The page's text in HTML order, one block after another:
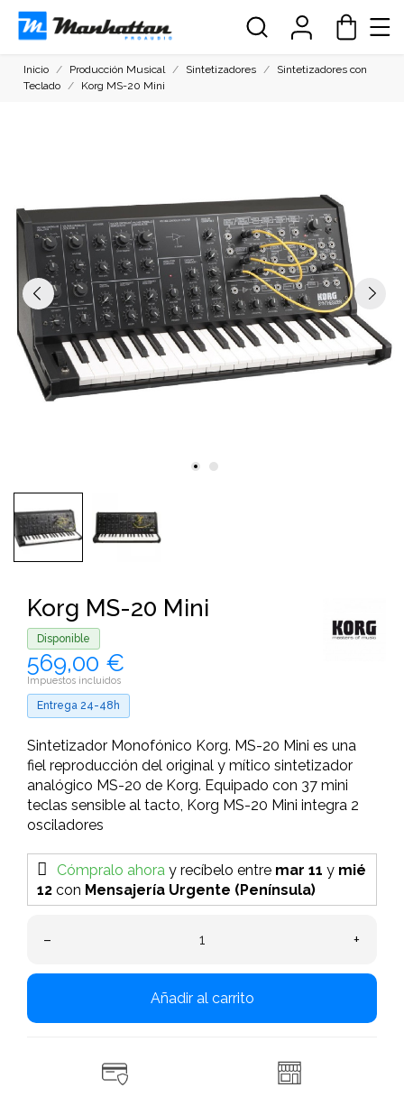
Inicio Producción Musical Sintetizadores
Sintetizadores con
Teclado
Korg MS-20 Mini
Korg MS-20 Mini
Disponible
569,00 €
Impuestos incluidos
Entrega 24-48h
Sintetizador Monofónico Korg. MS-20 Mini es una
fiel reproducción del original y mítico sintetizador
analógico MS-20 de Korg. Equipado con 37 mini
teclas sensible al tacto, Korg MS-20 Mini integra 2
osciladores
Cómpralo ahora y recíbelo entre mar 11 y mié
12 con Mensajería Urgente (Península)
– +
Añadir al carrito